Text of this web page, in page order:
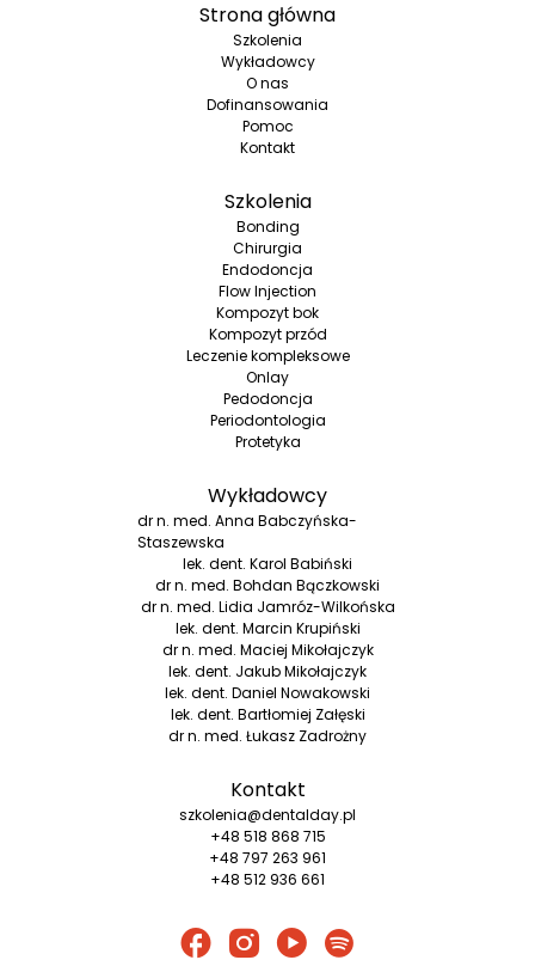
Strona główna
Szkolenia
Wykładowcy
O nas
Dofinansowania
Pomoc
Kontakt
Szkolenia
Bonding
Chirurgia
Endodoncja
Flow Injection
Kompozyt bok
Kompozyt przód
Leczenie kompleksowe
Onlay
Pedodoncja
Periodontologia
Protetyka
Wykładowcy
dr n. med. Anna Babczyńska-
Staszewska
lek. dent. Karol Babiński
dr n. med. Bohdan Bączkowski
dr n. med. Lidia Jamróz-Wilkońska
lek. dent. Marcin Krupiński
dr n. med. Maciej Mikołajczyk
lek. dent. Jakub Mikołajczyk
lek. dent. Daniel Nowakowski
lek. dent. Bartłomiej Załęski
dr n. med. Łukasz Zadrożny
Kontakt
szkolenia@dentalday.pl
+48 518 868 715
+48 797 263 961
+48 512 936 661